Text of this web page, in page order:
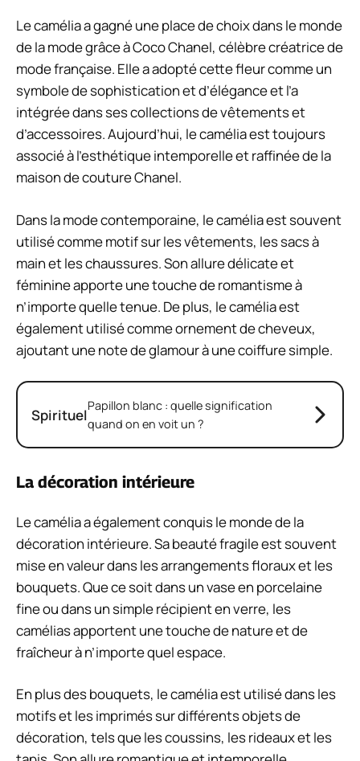
Le camélia a gagné une place de choix dans le monde
de la mode grâce à Coco Chanel, célèbre créatrice de
mode française. Elle a adopté cette fleur comme un
symbole de sophistication et d’élégance et l’a
intégrée dans ses collections de vêtements et
d’accessoires. Aujourd’hui, le camélia est toujours
associé à l’esthétique intemporelle et raffinée de la
maison de couture Chanel.
Dans la mode contemporaine, le camélia est souvent
utilisé comme motif sur les vêtements, les sacs à
main et les chaussures. Son allure délicate et
féminine apporte une touche de romantisme à
n’importe quelle tenue. De plus, le camélia est
également utilisé comme ornement de cheveux,
ajoutant une note de glamour à une coiffure simple.
SpirituelPapillon blanc : quelle signification
quand on en voit un ?
La décoration intérieure
Le camélia a également conquis le monde de la
décoration intérieure. Sa beauté fragile est souvent
mise en valeur dans les arrangements floraux et les
bouquets. Que ce soit dans un vase en porcelaine
fine ou dans un simple récipient en verre, les
camélias apportent une touche de nature et de
fraîcheur à n’importe quel espace.
En plus des bouquets, le camélia est utilisé dans les
motifs et les imprimés sur différents objets de
décoration, tels que les coussins, les rideaux et les